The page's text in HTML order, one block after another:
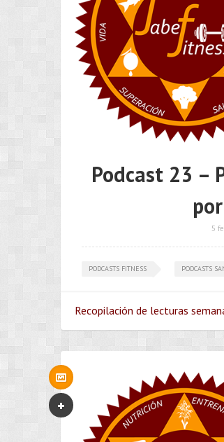
Podcast 23 –
5
PODCASTS FITNESS PODCASTS
Recopilación de lecturas